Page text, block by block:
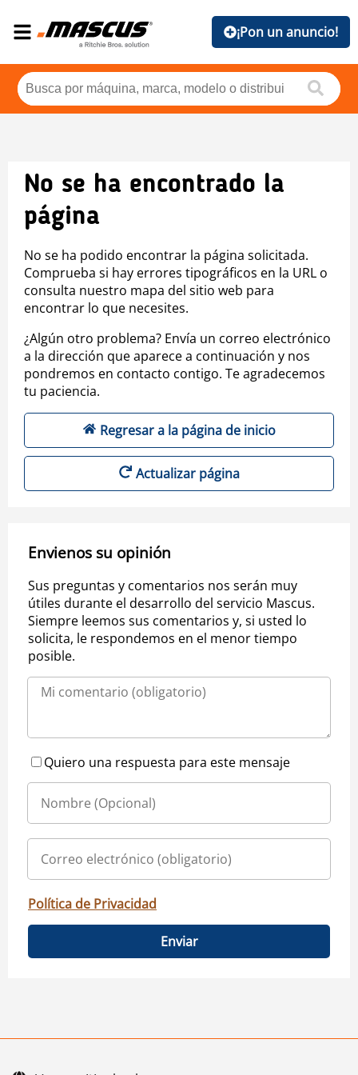
¡Pon un anuncio!
No se ha encontrado la
página
No se ha podido encontrar la página solicitada.
Comprueba si hay errores tipográficos en la URL o
consulta nuestro mapa del sitio web para
encontrar lo que necesites.
¿Algún otro problema? Envía un correo electrónico
a la dirección que aparece a continuación y nos
pondremos en contacto contigo. Te agradecemos
tu paciencia.
Regresar a la página de inicio
Actualizar página
Envienos su opinión
Sus preguntas y comentarios nos serán muy
útiles durante el desarrollo del servicio Mascus.
Siempre leemos sus comentarios y, si usted lo
solicita, le respondemos en el menor tiempo
posible.
Quiero una respuesta para este mensaje
Política de Privacidad
Enviar